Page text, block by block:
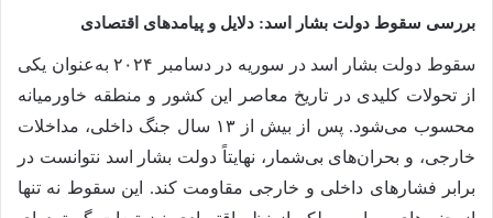
بررسی سقوط دولت بشار اسد: دلایل و پیامدهای اقتصادی
سقوط دولت بشار اسد در سوریه در دسامبر ۲۰۲۴ به‌عنوان یکی
از تحولات کلیدی در تاریخ معاصر این کشور و منطقه خاورمیانه
محسوب می‌شود. پس از بیش از ۱۳ سال جنگ داخلی، مداخلات
خارجی، و بحران‌های بی‌شمار، نهایتاً دولت بشار اسد نتوانست در
برابر فشارهای داخلی و خارجی مقاومت کند. این سقوط نه تنها